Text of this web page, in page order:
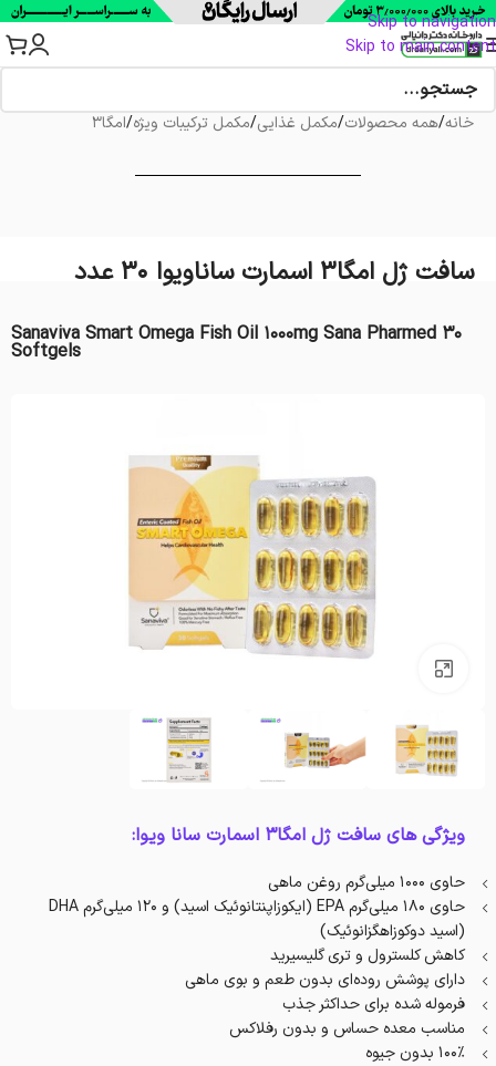
Skip to navigation
Skip to main content
خانه/همه محصولات/مکمل غذایی/مکمل ترکیبات ویژه/امگا3
سافت ژل امگا3 اسمارت ساناویوا 30 عدد
Sanaviva Smart Omega Fish Oil 1000mg Sana Pharmed 30
Softgels
ویژگی های سافت ژل امگا3 اسمارت سانا ویوا:
حاوی ۱۰۰۰ میلی‌گرم روغن ماهی
حاوی ۱۸۰ میلی‌گرم EPA (ایکوزاپنتانوئیک اسید) و ۱۲۰ میلی‌گرم DHA
(اسید دوکوزاهگزانوئیک)
کاهش کلسترول و تری گلیسیرید
دارای پوشش روده‌ای بدون طعم و بوی ماهی
فرموله شده برای حداکثر جذب
مناسب معده حساس و بدون رفلاکس
۱۰۰٪ بدون جیوه